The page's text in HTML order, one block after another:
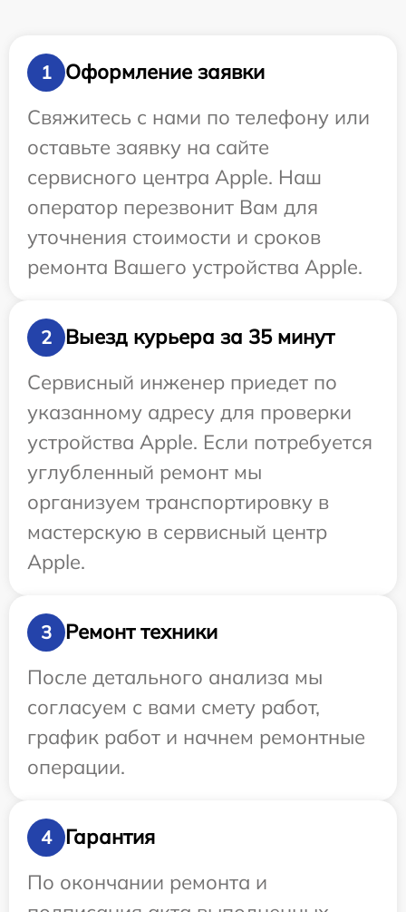
1
Оформление заявки
Свяжитесь с нами по телефону или
оставьте заявку на сайте
сервисного центра Apple. Наш
оператор перезвонит Вам для
уточнения стоимости и сроков
ремонта Вашего устройства Apple.
2
Выезд курьера за 35 минут
Сервисный инженер приедет по
указанному адресу для проверки
устройства Apple. Если потребуется
углубленный ремонт мы
организуем транспортировку в
мастерскую в сервисный центр
Apple.
3
Ремонт техники
После детального анализа мы
согласуем с вами смету работ,
график работ и начнем ремонтные
операции.
4
Гарантия
По окончании ремонта и